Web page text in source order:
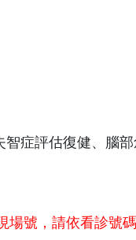
症評估復健、腦部
號，請依看診號